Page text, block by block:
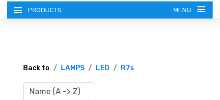
PRODUCTS MENU
TERMS OF SERVICE
CATALOGUES
Back to LAMPS LED R7s